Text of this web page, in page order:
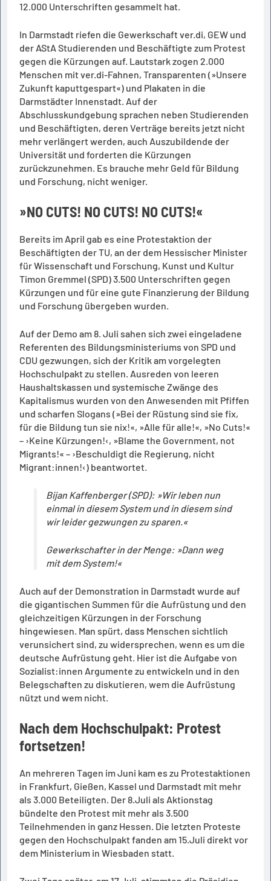
12.000 Unterschriften gesammelt hat.
In Darmstadt riefen die Gewerkschaft ver.di, GEW und
der AStA Studierenden und Beschäftigte zum Protest
gegen die Kürzungen auf. Lautstark zogen 2.000
Menschen mit ver.di-Fahnen, Transparenten (»Unsere
Zukunft kaputtgespart«) und Plakaten in die
Darmstädter Innenstadt. Auf der
Abschlusskundgebung sprachen neben Studierenden
und Beschäftigten, deren Verträge bereits jetzt nicht
mehr verlängert werden, auch Auszubildende der
Universität und forderten die Kürzungen
zurückzunehmen. Es brauche mehr Geld für Bildung
und Forschung, nicht weniger.
»NO CUTS! NO CUTS! NO CUTS!«
Bereits im April gab es eine Protestaktion der
Beschäftigten der TU, an der dem Hessischer Minister
für Wissenschaft und Forschung, Kunst und Kultur
Timon Gremmel (SPD) 3.500 Unterschriften gegen
Kürzungen und für eine gute Finanzierung der Bildung
und Forschung übergeben wurden.
Auf der Demo am 8. Juli sahen sich zwei eingeladene
Referenten des Bildungsministeriums von SPD und
CDU gezwungen, sich der Kritik am vorgelegten
Hochschulpakt zu stellen. Ausreden von leeren
Haushaltskassen und systemische Zwänge des
Kapitalismus wurden von den Anwesenden mit Pfiffen
und scharfen Slogans (»Bei der Rüstung sind sie fix,
für die Bildung tun sie nix!«, »Alle für alle!«, »No Cuts!«
– ›Keine Kürzungen!‹, »Blame the Government, not
Migrants!« – ›Beschuldigt die Regierung, nicht
Migrant:innen!‹) beantwortet.
Bijan Kaffenberger (SPD): »Wir leben nun
einmal in diesem System und in diesem sind
wir leider gezwungen zu sparen.«
Gewerkschafter in der Menge: »Dann weg
mit dem System!«
Auch auf der Demonstration in Darmstadt wurde auf
die gigantischen Summen für die Aufrüstung und den
gleichzeitigen Kürzungen in der Forschung
hingewiesen. Man spürt, dass Menschen sichtlich
verunsichert sind, zu widersprechen, wenn es um die
deutsche Aufrüstung geht. Hier ist die Aufgabe von
Sozialist:innen Argumente zu entwickeln und in den
Belegschaften zu diskutieren, wem die Aufrüstung
nützt und wem nicht.
Nach dem Hochschulpakt: Protest
fortsetzen!
An mehreren Tagen im Juni kam es zu Protestaktionen
in Frankfurt, Gießen, Kassel und Darmstadt mit mehr
als 3.000 Beteiligten. Der 8.Juli als Aktionstag
bündelte den Protest mit mehr als 3.500
Teilnehmenden in ganz Hessen. Die letzten Proteste
gegen den Hochschulpakt fanden am 15.Juli direkt vor
dem Ministerium in Wiesbaden statt.